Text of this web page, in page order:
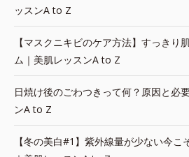
ッスンA to Z
【マスクニキビのケア方法】すっきり
ム｜美肌レッスンA to Z
日焼け後のごわつきって何？原因と必
ンA to Z
【冬の美白#1】紫外線量が少ない今こ